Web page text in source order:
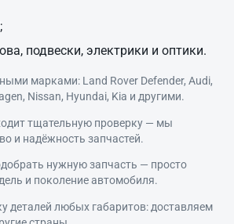
подвески, электрики и оптики.
марками: Land Rover Defender, Audi,
Nissan, Hyundai, Kia и другими.
тщательную проверку — мы
и надёжность запчастей.
нужную запчасть — просто
и поколение автомобиля.
деталей любых габаритов: доставляем